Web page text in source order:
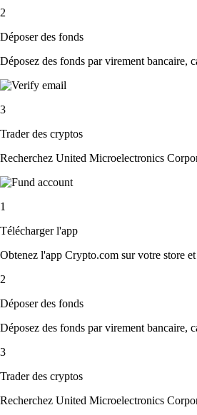
2
Déposer des fonds
Déposez des fonds par virement bancaire,
3
Trader des cryptos
Recherchez United Microelectronics
1
Télécharger l'app
Obtenez l'app Crypto.com sur votre store
2
Déposer des fonds
Déposez des fonds par virement bancaire,
3
Trader des cryptos
Recherchez United Microelectronics